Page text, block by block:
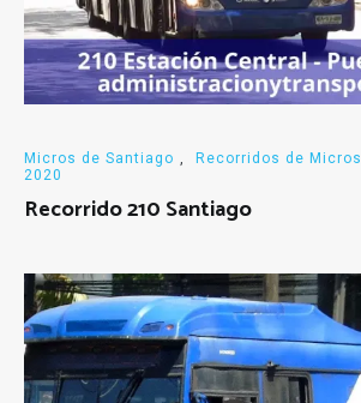
Micros de Santiago , Recorridos de Micros
2020
Recorrido 210 Santiago